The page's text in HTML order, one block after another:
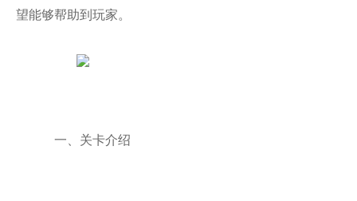
望能够帮助到玩家。
一、关卡介绍